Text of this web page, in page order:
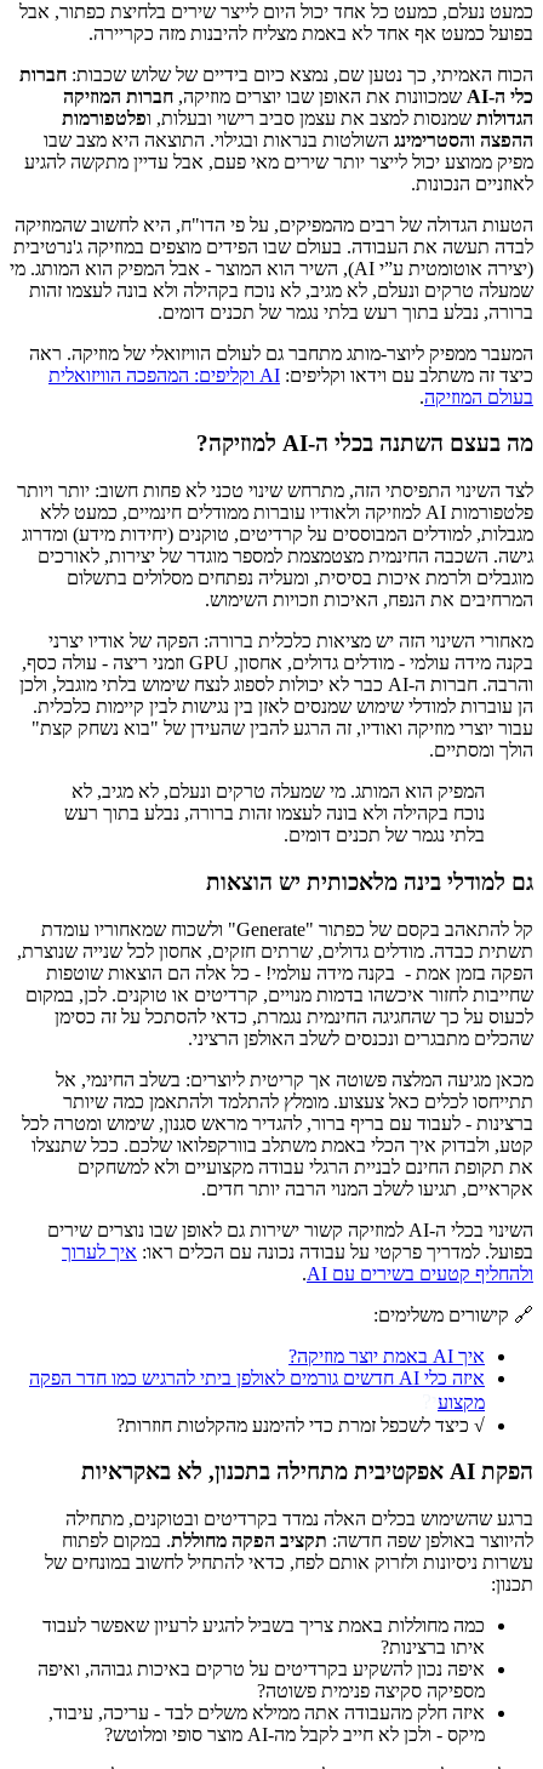
כמעט נעלם, כמעט כל אחד יכול היום לייצר שירים בלחיצת כפתור, אבל
בפועל כמעט אף אחד לא באמת מצליח להיבנות מזה כקריירה.
הכוח האמיתי, כך נטען שם, נמצא כיום בידיים של שלוש שכבות: חברות
כלי ה-AI
שמכוונות את האופן שבו יוצרים מוזיקה, חברות המוזיקה
הגדולות שמנסות למצב את עצמן סביב רישוי ובעלות, ופלטפורמות
ההפצה והסטרימינג השולטות בנראות ובגילוי. התוצאה היא מצב שבו
מפיק ממוצע יכול לייצר יותר שירים מאי פעם, אבל עדיין מתקשה להגיע
לאוזניים הנכונות.
הטעות הגדולה של רבים מהמפיקים, על פי הדו"ח, היא לחשוב שהמוזיקה
לבדה תעשה את העבודה. בעולם שבו הפידים מוצפים במוזיקה ג'נרטיבית
(יצירה אוטומטית ע”י AI), השיר הוא המוצר - אבל המפיק הוא המותג. מי
שמעלה טרקים ונעלם, לא מגיב, לא נוכח בקהילה ולא בונה לעצמו זהות
ברורה, נבלע בתוך רעש בלתי נגמר של תכנים דומים.
המעבר ממפיק ליוצר-מותג מתחבר גם לעולם הוויזואלי של מוזיקה. ראה
כיצד זה משתלב עם וידאו וקליפים:
AI וקליפים: המהפכה הוויזואלית
בעולם המוזיקה.
מה בעצם השתנה בכלי ה-AI למוזיקה?
לצד השינוי התפיסתי הזה, מתרחש שינוי טכני לא פחות חשוב: יותר ויותר
פלטפורמות AI למוזיקה ולאודיו עוברות ממודלים חינמיים, כמעט ללא
מגבלות, למודלים המבוססים על קרדיטים, טוקנים (יחידות מידע) ומדרוג
גישה. השכבה החינמית מצטמצמת למספר מוגדר של יצירות, לאורכים
מוגבלים ולרמת איכות בסיסית, ומעליה נפתחים מסלולים בתשלום
המרחיבים את הנפח, האיכות וזכויות השימוש.
מאחורי השינוי הזה יש מציאות כלכלית ברורה: הפקה של אודיו יצרני
בקנה מידה עולמי - מודלים גדולים, אחסון, GPU וזמני ריצה - עולה כסף,
והרבה. חברות ה-AI כבר לא יכולות לספוג לנצח שימוש בלתי מוגבל, ולכן
הן עוברות למודלי שימוש שמנסים לאזן בין נגישות לבין קיימות כלכלית.
עבור יוצרי מוזיקה ואודיו, זה הרגע להבין שהעידן של "בוא נשחק קצת"
הולך ומסתיים.
המפיק הוא המותג. מי שמעלה טרקים ונעלם, לא מגיב, לא
נוכח בקהילה ולא בונה לעצמו זהות ברורה, נבלע בתוך רעש
בלתי נגמר של תכנים דומים.
גם למודלי בינה מלאכותית יש הוצאות
קל להתאהב בקסם של כפתור "Generate" ולשכוח שמאחוריו עומדת
תשתית כבדה. מודלים גדולים, שרתים חזקים, אחסון לכל שנייה שנוצרת,
הפקה בזמן אמת - בקנה מידה עולמי! - כל אלה הם הוצאות שוטפות
שחייבות לחזור איכשהו בדמות מנויים, קרדיטים או טוקנים. לכן, במקום
לכעוס על כך שהחגיגה החינמית נגמרת, כדאי להסתכל על זה כסימן
שהכלים מתבגרים ונכנסים לשלב האולפן הרציני.
מכאן מגיעה המלצה פשוטה אך קריטית ליוצרים: בשלב החינמי, אל
תתייחסו לכלים כאל צעצוע. מומלץ להתלמד ולהתאמן כמה שיותר
ברצינות - לעבוד עם בריף ברור, להגדיר מראש סגנון, שימוש ומטרה לכל
קטע, ולבדוק איך הכלי באמת משתלב בוורקפלואו שלכם. ככל שתנצלו
את תקופת החינם לבניית הרגלי עבודה מקצועיים ולא למשחקים
אקראיים, תגיעו לשלב המנוי הרבה יותר חדים.
השינוי בכלי ה-AI למוזיקה קשור ישירות גם לאופן שבו נוצרים שירים
בפועל. למדריך פרקטי על עבודה נכונה עם הכלים ראו: איך לערוך
ולהחליף קטעים בשירים עם AI
.
🔗 קישורים משלימים:
איך AI באמת יוצר מוזיקה?
איזה כלי AI חדשים גורמים לאולפן ביתי להרגיש כמו חדר הפקה
מקצוע
√ כיצד לשכפל זמרת כדי להימנע מהקלטות חוזרות?
הפקת AI אפקטיבית מתחילה בתכנון, לא באקראיות
ברגע שהשימוש בכלים האלה נמדד בקרדיטים ובטוקנים, מתחילה
להיווצר באולפן שפה חדשה: תקציב הפקה מחוללת. במקום לפתוח
עשרות ניסיונות ולזרוק אותם לפח, כדאי להתחיל לחשוב במונחים של
תכנון:
כמה מחוללות באמת צריך בשביל להגיע לרעיון שאפשר לעבוד
איתו ברצינות?
איפה נכון להשקיע בקרדיטים על טרקים באיכות גבוהה, ואיפה
מספיקה סקיצה פנימית פשוטה?
איזה חלק מהעבודה אתה ממילא משלים לבד - עריכה, עיבוד,
מיקס - ולכן לא חייב לקבל מה-AI מוצר סופי ומלוטש?